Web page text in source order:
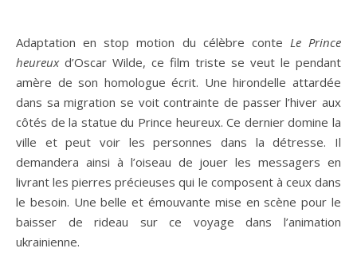
Adaptation en stop motion du célèbre conte Le Prince
heureux d’Oscar Wilde, ce film triste se veut le pendant
amère de son homologue écrit. Une hirondelle attardée
dans sa migration se voit contrainte de passer l’hiver aux
côtés de la statue du Prince heureux. Ce dernier domine la
ville et peut voir les personnes dans la détresse. Il
demandera ainsi à l’oiseau de jouer les messagers en
livrant les pierres précieuses qui le composent à ceux dans
le besoin. Une belle et émouvante mise en scène pour le
baisser de rideau sur ce voyage dans l’animation
ukrainienne.